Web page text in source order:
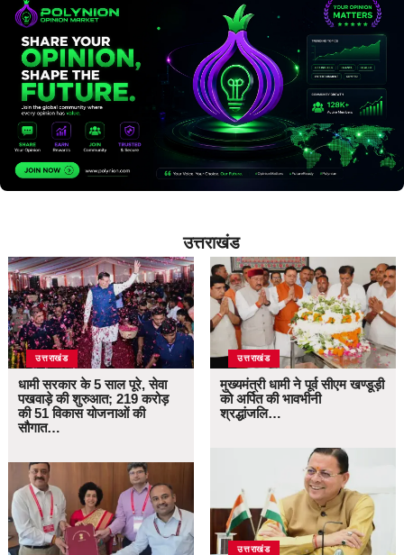
उत्तराखंड
उत्तराखंड
धामी सरकार के 5 साल पूरे, सेवा
पखवाड़े की शुरुआत; 219 करोड़
की 51 विकास योजनाओं की
सौगात…
उत्तराखंड
मुख्यमंत्री धामी ने पूर्व सीएम खण्डूड़ी
को अर्पित की भावभीनी
श्रद्धांजलि…
उत्तराखंड